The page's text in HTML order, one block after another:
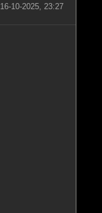
16-10-2025, 23:27